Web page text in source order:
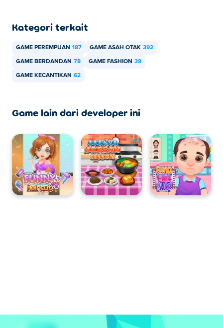
perangkat seluler seperti ponsel dan tablet.
Kategori terkait
GAME PEREMPUAN 187 GAME ASAH OTAK 392
GAME BERDANDAN 78 GAME FASHION 39
GAME KECANTIKAN 62
Game lain dari developer ini